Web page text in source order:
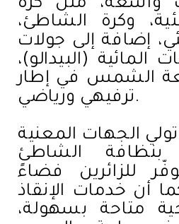
واسعة، مثل كرة
وكرة الشاطئ،
إضافة إلى جولات
المائية (البيدالو)،
الشمس في إطار
ترفيهي ورياضي.
الجهات المعنية
بنظافة الشاطئ
للزائرين فضاءً
أن خدمات الإنقاذ
متاحة بسهولة،